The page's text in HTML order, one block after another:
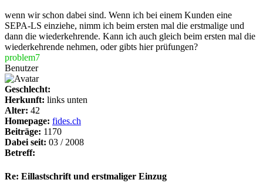
wenn wir schon dabei sind. Wenn ich bei einem Kunden eine
SEPA-LS einziehe, nimm ich beim ersten mal die erstmalige und
dann die wiederkehrende. Kann ich auch gleich beim ersten mal die
wiederkehrende nehmen, oder gibts hier prüfungen?
problem7
Benutzer
Geschlecht:
Herkunft: links unten
Alter: 42
Homepage: fides.ch
Beiträge: 1170
Dabei seit: 03 / 2008
Betreff:
Re: Eillastschrift und erstmaliger Einzug